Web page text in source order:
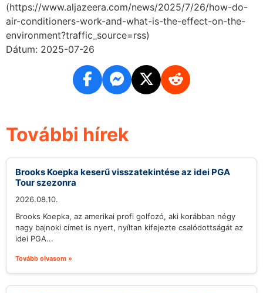
(https://www.aljazeera.com/news/2025/7/26/how-do-
air-conditioners-work-and-what-is-the-effect-on-the-
environment?traffic_source=rss)
Dátum: 2025-07-26
További hírek
Brooks Koepka keserű visszatekintése az idei PGA
Tour szezonra
2026.08.10.
Brooks Koepka, az amerikai profi golfozó, aki korábban négy
nagy bajnoki címet is nyert, nyíltan kifejezte csalódottságát az
idei PGA...
Tovább olvasom »